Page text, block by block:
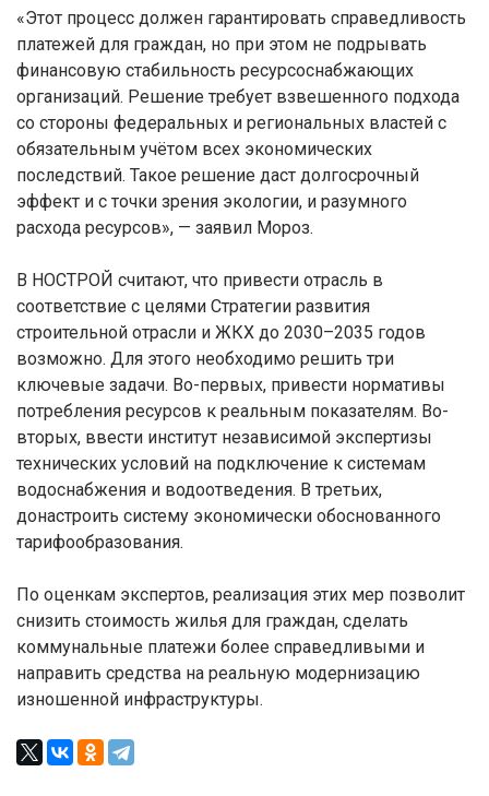
«Этот процесс должен гарантировать справедливость
платежей для граждан, но при этом не подрывать
финансовую стабильность ресурсоснабжающих
организаций. Решение требует взвешенного подхода
со стороны федеральных и региональных властей с
обязательным учётом всех экономических
последствий. Такое решение даст долгосрочный
эффект и с точки зрения экологии, и разумного
расхода ресурсов», — заявил Мороз.
В НОСТРОЙ считают, что привести отрасль в
соответствие с целями Стратегии развития
строительной отрасли и ЖКХ до 2030–2035 годов
возможно. Для этого необходимо решить три
ключевые задачи. Во-первых, привести нормативы
потребления ресурсов к реальным показателям. Во-
вторых, ввести институт независимой экспертизы
технических условий на подключение к системам
водоснабжения и водоотведения. В третьих,
донастроить систему экономически обоснованного
тарифообразования.
По оценкам экспертов, реализация этих мер позволит
снизить стоимость жилья для граждан, сделать
коммунальные платежи более справедливыми и
направить средства на реальную модернизацию
изношенной инфраструктуры.